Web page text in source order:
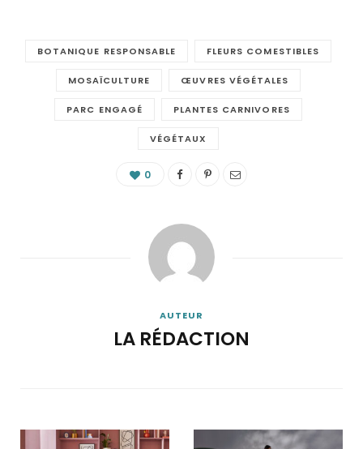
BOTANIQUE RESPONSABLE FLEURS COMESTIBLES
MOSAÏCULTURE ŒUVRES VÉGÉTALES
PARC ENGAGÉ PLANTES CARNIVORES
VÉGÉTAUX
0
AUTEUR
LA RÉDACTION